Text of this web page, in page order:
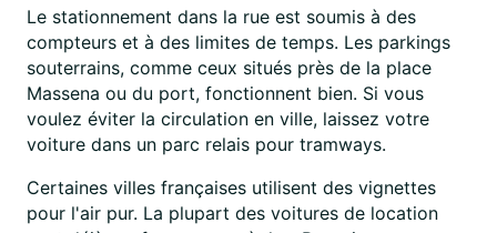
Le stationnement dans la rue est soumis à des
compteurs et à des limites de temps. Les parkings
souterrains, comme ceux situés près de la place
Massena ou du port, fonctionnent bien. Si vous
voulez éviter la circulation en ville, laissez votre
voiture dans un parc relais pour tramways.
Certaines villes françaises utilisent des vignettes
pour l'air pur. La plupart des voitures de location